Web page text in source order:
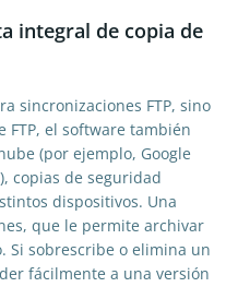
integral de copia de
sincronizaciones FTP, sino
FTP, el software también
(por ejemplo, Google
copias de seguridad
dispositivos. Una
que le permite archivar
Si sobrescribe o elimina un
fácilmente a una versión